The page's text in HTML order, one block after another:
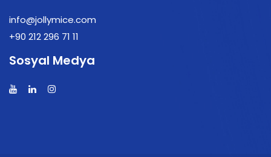
info@jollymice.com
+90 212 296 71 11
Sosyal Medya